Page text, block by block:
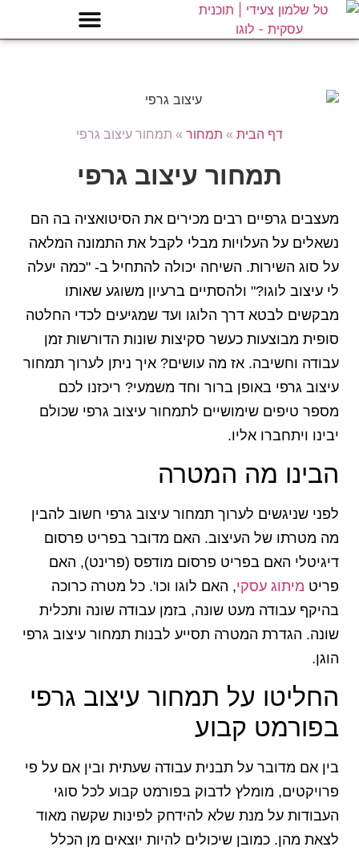
דף הבית » תמחור » תמחור עיצוב גרפי
תמחור עיצוב גרפי
מעצבים גרפיים רבים מכירים את הסיטואציה בה הם
נשאלים על העלויות מבלי לקבל את התמונה המלאה
על סוג השירות. השיחה יכולה להתחיל ב- "כמה יעלה
לי עיצוב לוגו?" ולהסתיים ברעיון משוגע שאותו
מבקשים לבטא דרך הלוגו ועד שמגיעים לכדי החלטה
סופית מבוצעות כעשר סקיצות שונות הדורשות זמן
עבודה וחשיבה. אז מה עושים? איך ניתן לערוך תמחור
עיצוב גרפי באופן ברור וחד משמעי? ריכזנו לכם
מספר טיפים שימושיים לתמחור עיצוב גרפי שכולם
יבינו ויתחברו אליו.
הבינו מה המטרה
לפני שניגשים לערוך תמחור עיצוב גרפי חשוב להבין
מה מטרתו של העיצוב. האם מדובר בפריט פרסום
דיגיטלי האם בפריט פרסום מודפס (פרינט), האם
פריט מיתוג עסקי, האם לוגו וכו'. כל מטרה כרוכה
בהיקף עבודה מעט שונה, בזמן עבודה שונה ותכלית
שונה. הגדרת המטרה תסייע לבנות תמחור עיצוב גרפי
הוגן.
החליטו על תמחור עיצוב גרפי
בפורמט קבוע
בין אם מדובר על תבנית עבודה שעתית ובין אם על פי
פרויקטים, מומלץ לדבוק בפורמט קבוע לכל סוגי
העבודות על מנת שלא להידחק לפינות שקשה מאוד
לצאת מהן. כמובן שיכולים להיות יוצאים מן הכלל